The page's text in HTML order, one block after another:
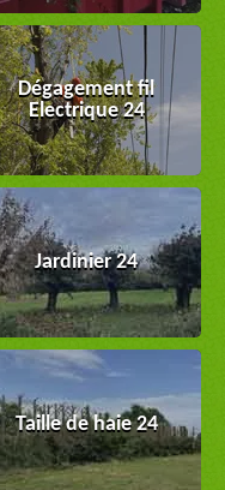
Dégagement fil
Electrique 24
Jardinier 24
Taille de haie 24